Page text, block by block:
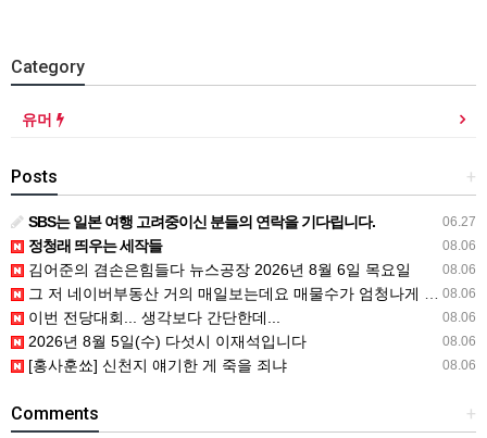
Category
유머
+
Posts
06.27
SBS는 일본 여행 고려중이신 분들의 연락을 기다립니다.
08.06
정청래 띄우는 세작들
08.06
김어준의 겸손은힘들다 뉴스공장 2026년 8월 6일 목요일
08.06
그 저 네이버부동산 거의 매일보는데요 매물수가 엄청나게 많아졌는데요??
08.06
이번 전당대회... 생각보다 간단한데...
08.06
2026년 8월 5일(수) 다섯시 이재석입니다
08.06
[홍사훈쑈] 신천지 얘기한 게 죽을 죄냐
+
Comments